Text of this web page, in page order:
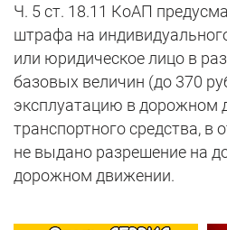
Ч. 5 ст. 18.11 КоАП
штрафа на
или юридическое лицо в
базовых величин (до 370
эксплуатацию в дорожном
транспортного средства, в
не выдано разрешение на
дорожном движении.